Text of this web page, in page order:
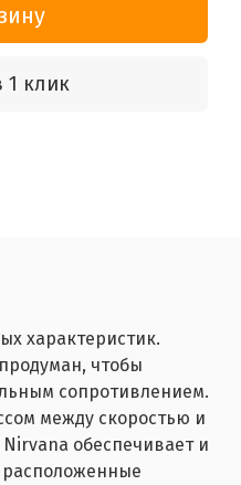
1 клик
характеристик.
чтобы
сопротивлением.
между скоростью и
обеспечивает и
расположенные